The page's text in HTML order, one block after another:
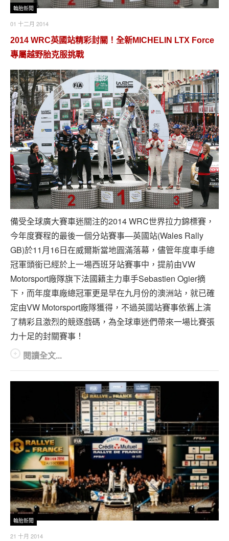
輪胎新聞
01 十二月 2014
2014 WRC英國站精彩封關！全新MICHELIN LTX Force
專屬越野胎克服挑戰
備受全球廣大賽車迷關注的2014 WRC世界拉力錦標賽，
今年度賽程的最後一個分站賽事—英國站(Wales Rally
GB)於11月16日在威爾斯當地圓滿落幕，儘管年度車手總
冠軍頭銜已經於上一場西班牙站賽事中，提前由VW
Motorsport廠隊旗下法國籍主力車手Sebastien Ogier摘
下，而年度車廠總冠軍更是早在九月份的澳洲站，就已確
定由VW Motorsport廠隊獲得，不過英國站賽事依舊上演
了精彩且激烈的競逐戲碼，為全球車迷們帶來一場比賽張
力十足的封關賽事！
閱讀全文...
輪胎新聞
21 十月 2014